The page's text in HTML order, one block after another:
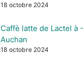
18 octobre 2024
Caffè latte de Lactel à
Auchan
18 octobre 2024